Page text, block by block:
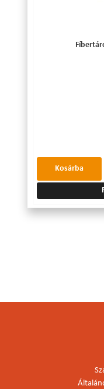
Kosárba